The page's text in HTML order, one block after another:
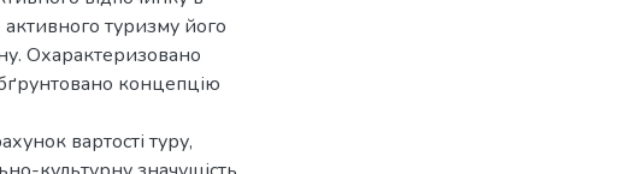
активного туризму його
Охарактеризовано
концепцію
вартості туру,